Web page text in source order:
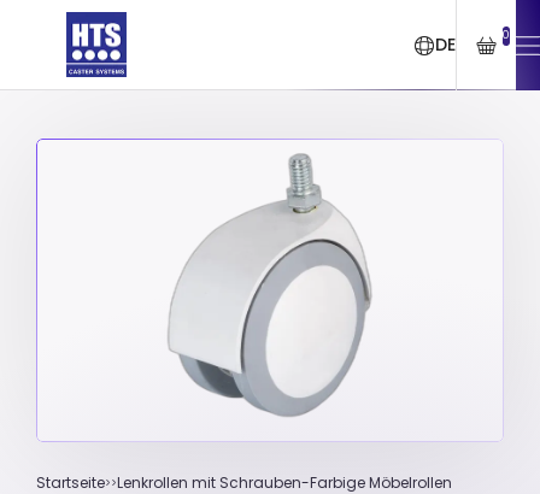
DE 0
Startseite Lenkrollen mit Schrauben-Farbige Möbelrollen